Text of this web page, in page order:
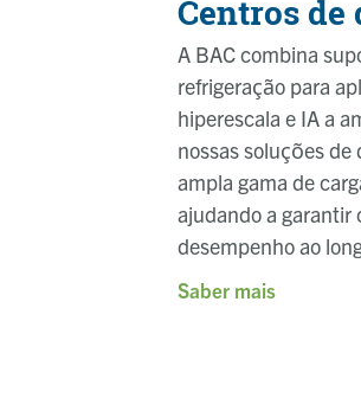
Centros de
A BAC combina
refrigeração para
hiperescala e IA a
nossas soluções
ampla gama de
ajudando a garantir
desempenho ao
Saber mais